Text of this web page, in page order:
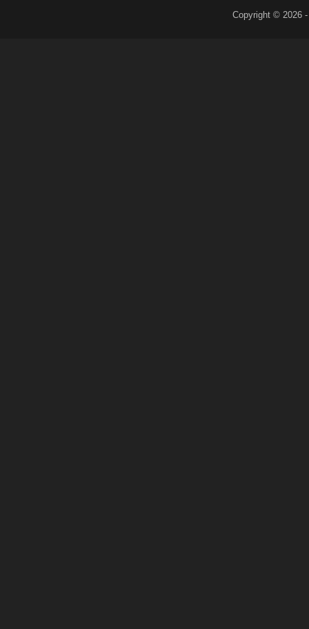
Copyright © 2026